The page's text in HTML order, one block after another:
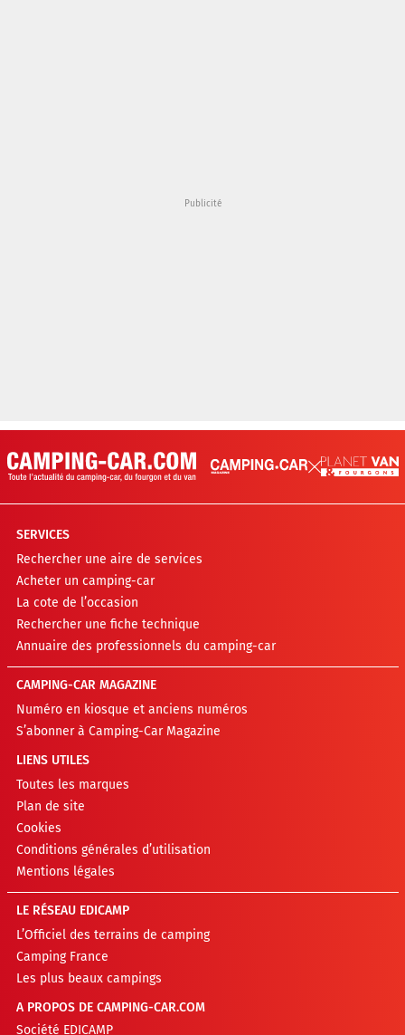
SERVICES
Rechercher une aire de services
Acheter un camping-car
La cote de l’occasion
Rechercher une fiche technique
Annuaire des professionnels du camping-car
CAMPING-CAR MAGAZINE
Numéro en kiosque et anciens numéros
S’abonner à Camping-Car Magazine
LIENS UTILES
Toutes les marques
Plan de site
Cookies
Conditions générales d’utilisation
Mentions légales
LE RÉSEAU EDICAMP
L’Officiel des terrains de camping
Camping France
Les plus beaux campings
A PROPOS DE CAMPING-CAR.COM
Société EDICAMP